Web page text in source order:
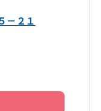
－２１